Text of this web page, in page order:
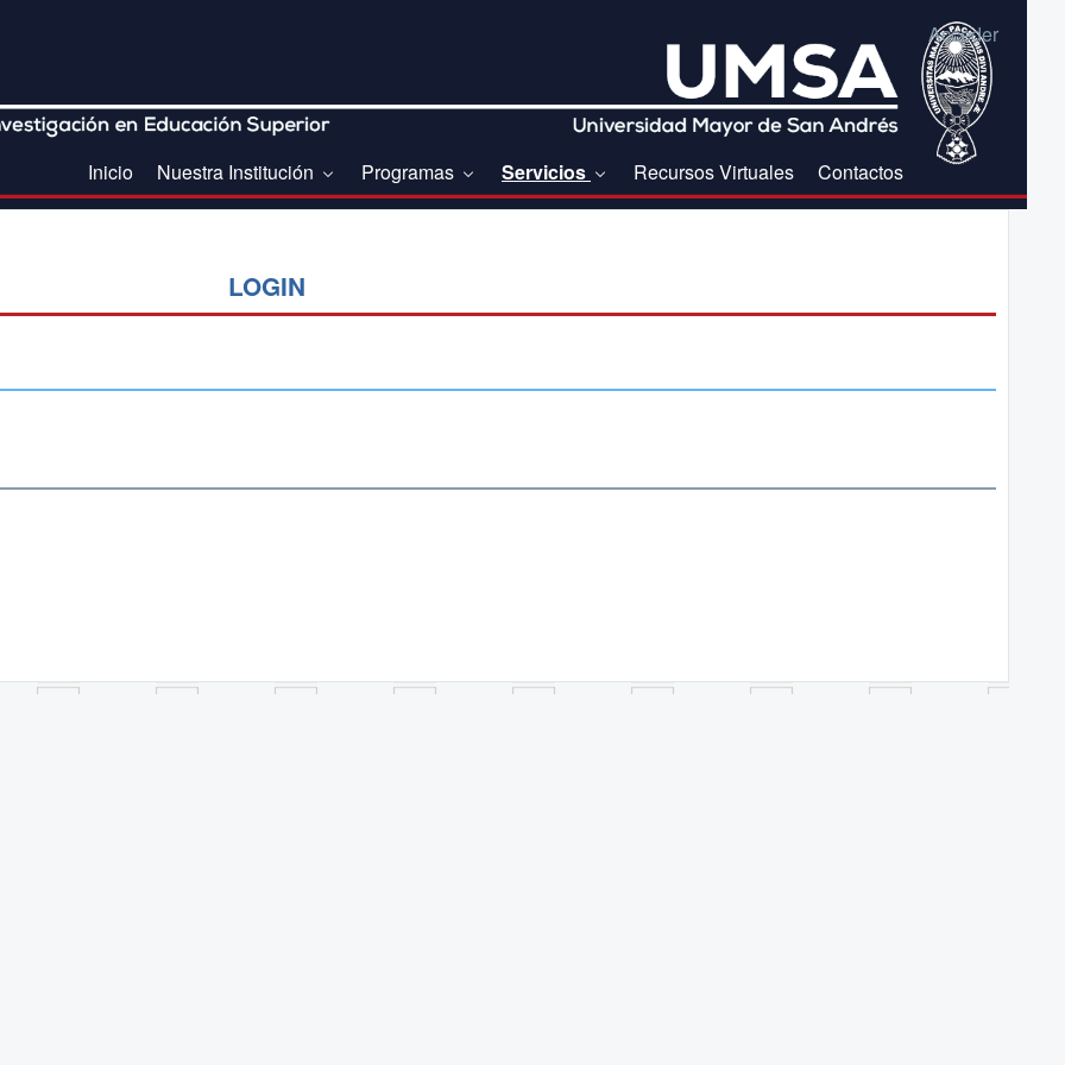
Acceder
Inicio Nuestra Institución Programas Servicios Recursos Virtuales Contactos
LOGIN